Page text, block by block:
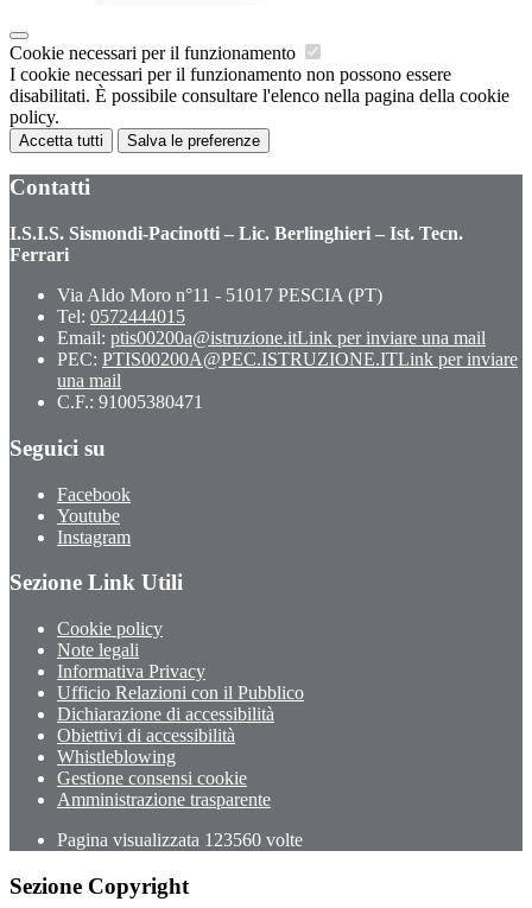
Cookie necessari per il funzionamento
I cookie necessari per il funzionamento non possono essere
disabilitati. È possibile consultare l'elenco nella pagina della cookie
policy.
Accetta tutti Salva le preferenze
Contatti
I.S.I.S. Sismondi-Pacinotti – Lic. Berlinghieri – Ist. Tecn.
Ferrari
Via Aldo Moro n°11 - 51017 PESCIA (PT)
Tel: 0572444015
Email: ptis00200a@istruzione.itLink per inviare una mail
PEC: PTIS00200A@PEC.ISTRUZIONE.ITLink per inviare
una mail
C.F.: 91005380471
Seguici su
Facebook
Youtube
Instagram
Sezione Link Utili
Cookie policy
Note legali
Informativa Privacy
Ufficio Relazioni con il Pubblico
Dichiarazione di accessibilità
Obiettivi di accessibilità
Whistleblowing
Gestione consensi cookie
Amministrazione trasparente
Pagina visualizzata 123560 volte
Sezione Copyright